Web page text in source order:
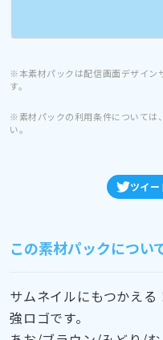
※本素材パックは配信画面デザイン
す。
※素材パックの利用条件については
い。
ツイー
この素材パックについ
サムネイルにもつかえ
強ロゴです。